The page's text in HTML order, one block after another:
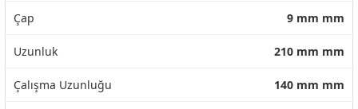
Çap 9 mm mm
Uzunluk 210 mm mm
Çalışma Uzunluğu 140 mm mm